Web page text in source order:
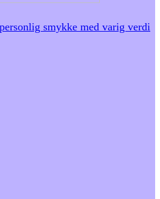
smykke med varig verdi